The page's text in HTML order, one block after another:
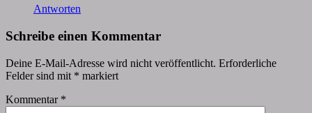
Antworten
Schreibe einen Kommentar
Deine E-Mail-Adresse wird nicht veröffentlicht. Erforderliche
Felder sind mit * markiert
Kommentar *